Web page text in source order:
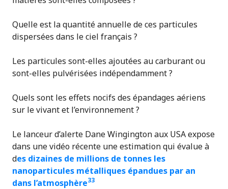
Quelle est la quantité annuelle de ces particules
dispersées dans le ciel français ?
Les particules sont-elles ajoutées au carburant ou
sont-elles pulvérisées indépendamment ?
Quels sont les effets nocifs des épandages aériens
sur le vivant et l’environnement ?
Le lanceur d’alerte Dane Wingington aux USA expose
dans une vidéo récente une estimation qui évalue à
des dizaines de millions de tonnes les
nanoparticules métalliques épandues par an
dans l’atmosphère33